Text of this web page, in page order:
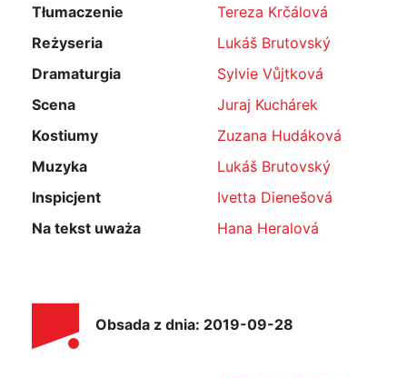
Tłumaczenie
Tereza Krčálová
Reżyseria
Lukáš Brutovský
Dramaturgia
Sylvie Vůjtková
Scena
Juraj Kuchárek
Kostiumy
Zuzana Hudáková
Muzyka
Lukáš Brutovský
Inspicjent
Ivetta Dienešová
Na tekst uważa
Hana Heralová
Obsada z dnia: 2019-09-28